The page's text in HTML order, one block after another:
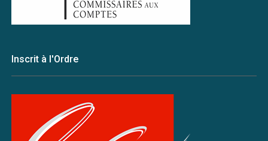
Inscrit à l'Ordre